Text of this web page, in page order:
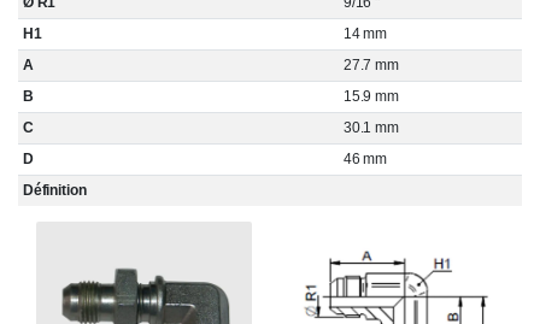
H1
14 mm
A
27.7 mm
B
15.9 mm
C
30.1 mm
D
46 mm
Définition